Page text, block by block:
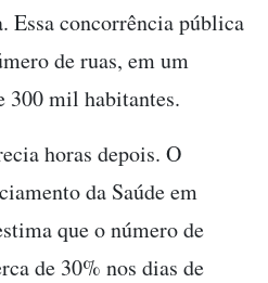
Essa concorrência pública
de ruas, em um
300 mil habitantes.
horas depois. O
da Saúde em
que o número de
de 30% nos dias de